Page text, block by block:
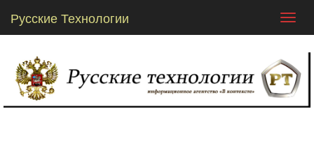
Русские Технологии